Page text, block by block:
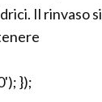
Il rinvaso si
});